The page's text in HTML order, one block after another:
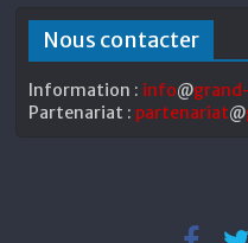
Nous contacter
Information : info@
Partenariat : partenariat@